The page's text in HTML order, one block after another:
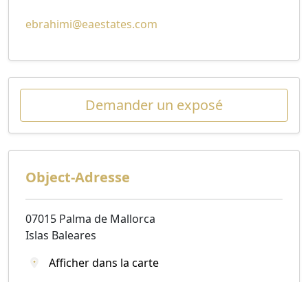
ebrahimi@eaestates.com
Demander un exposé
Object-Adresse
07015 Palma de Mallorca
Islas Baleares
Afficher dans la carte